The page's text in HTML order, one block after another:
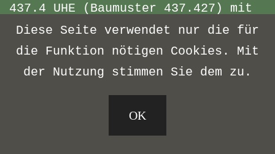
437.4 UHE (Baumuster 437.427) mit
230 PS statt den 218 PS des
Vorgängers U4000. Die beiden
letzten Ziffern geben also einen
Zehntel der PS-Leistung wieder.
Mit diesen mehrfache Änderungen
des ohnehin bereits mit Tücken
Diese Seite verwendet nur die für
die Funktion nötigen Cookies. Mit
der Nutzung stimmen Sie dem zu.
OK